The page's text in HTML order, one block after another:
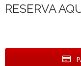
RESERVA